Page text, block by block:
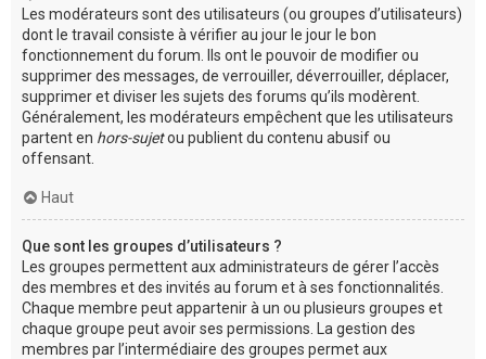
Les modérateurs sont des utilisateurs (ou groupes d’utilisateurs)
dont le travail consiste à vérifier au jour le jour le bon
fonctionnement du forum. Ils ont le pouvoir de modifier ou
supprimer des messages, de verrouiller, déverrouiller, déplacer,
supprimer et diviser les sujets des forums qu’ils modèrent.
Généralement, les modérateurs empêchent que les utilisateurs
partent en hors-sujetou publient du contenu abusif ou
offensant.
Haut
Que sont les groupes d’utilisateurs ?
Les groupes permettent aux administrateurs de gérer l’accès
des membres et des invités au forum et à ses fonctionnalités.
Chaque membre peut appartenir à un ou plusieurs groupes et
chaque groupe peut avoir ses permissions. La gestion des
membres par l’intermédiaire des groupes permet aux